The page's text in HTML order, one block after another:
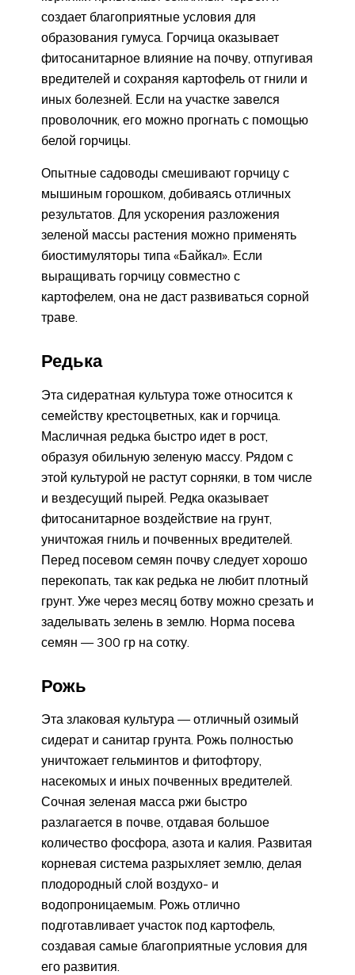
создает благоприятные условия для
образования гумуса. Горчица оказывает
фитосанитарное влияние на почву, отпугивая
вредителей и сохраняя картофель от гнили и
иных болезней. Если на участке завелся
проволочник, его можно прогнать с помощью
белой горчицы.
Опытные садоводы смешивают горчицу с
мышиным горошком, добиваясь отличных
результатов. Для ускорения разложения
зеленой массы растения можно применять
биостимуляторы типа «Байкал». Если
выращивать горчицу совместно с
картофелем, она не даст развиваться сорной
траве.
Редька
Эта сидератная культура тоже относится к
семейству крестоцветных, как и горчица.
Масличная редька быстро идет в рост,
образуя обильную зеленую массу. Рядом с
этой культурой не растут сорняки, в том числе
и вездесущий пырей. Редка оказывает
фитосанитарное воздействие на грунт,
уничтожая гниль и почвенных вредителей.
Перед посевом семян почву следует хорошо
перекопать, так как редька не любит плотный
грунт. Уже через месяц ботву можно срезать и
заделывать зелень в землю. Норма посева
семян — 300 гр на сотку.
Рожь
Эта злаковая культура — отличный озимый
сидерат и санитар грунта. Рожь полностью
уничтожает гельминтов и фитофтору,
насекомых и иных почвенных вредителей.
Сочная зеленая масса ржи быстро
разлагается в почве, отдавая большое
количество фосфора, азота и калия. Развитая
корневая система разрыхляет землю, делая
плодородный слой воздухо- и
водопроницаемым. Рожь отлично
подготавливает участок под картофель,
создавая самые благоприятные условия для
его развития.